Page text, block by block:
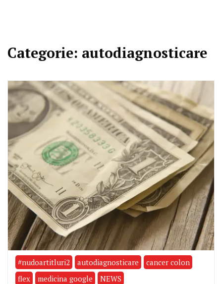
Categorie: autodiagnosticare
#nudoartitluri2 autodiagnosticare
cancer colon
flex
medicina google NEWS